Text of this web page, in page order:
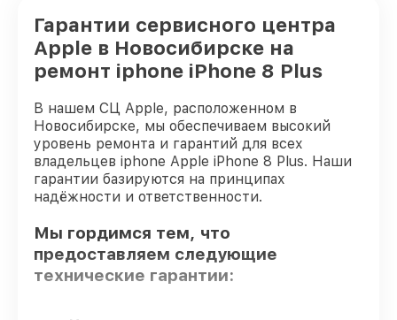
Гарантии сервисного центра
Apple в Новосибирске на
ремонт iphone iPhone 8 Plus
В нашем СЦ Apple, расположенном в
Новосибирске, мы обеспечиваем высокий
уровень ремонта и гарантий для всех
владельцев iphone Apple iPhone 8 Plus. Наши
гарантии базируются на принципах
надёжности и ответственности.
Мы гордимся тем, что
предоставляем следующие
технические гарантии: